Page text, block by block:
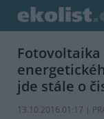
jde stále o
13.10.2016 01:17 |